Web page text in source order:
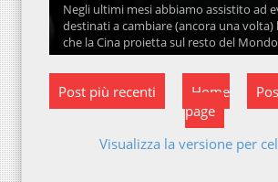
Negli ultimi mesi abbiamo assistito ad
destinati a cambiare (ancora una volta)
che la Cina proietta sul resto del
Post più recenti
Home
page
Visualizza la versione per